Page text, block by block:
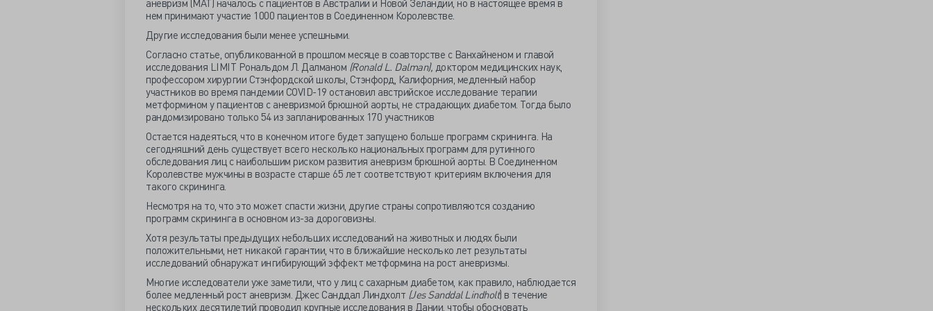
аневризм (MAT) началось с пациентов в Австралии и Новой Зеландии, но в настоящее время в
нем принимают участие 1000 пациентов в Соединенном Королевстве.
Другие исследования были менее успешными.
Согласно статье, опубликованной в прошлом месяце в соавторстве с Ванхайненом и главой
исследования LIMIT Рональдом Л. Далманом (Ronald L. Dalman), доктором медицинских наук,
профессором хирургии Стэнфордской школы, Стэнфорд, Калифорния, медленный набор
участников во время пандемии COVID-19 остановил австрийское исследование терапии
метформином у пациентов с аневризмой брюшной аорты, не страдающих диабетом. Тогда было
рандомизировано только 54 из запланированных 170 участников
Остается надеяться, что в конечном итоге будет запущено больше программ скрининга. На
сегодняшний день существует всего несколько национальных программ для рутинного
обследования лиц с наибольшим риском развития аневризм брюшной аорты. В Соединенном
Королевстве мужчины в возрасте старше 65 лет соответствуют критериям включения для
такого скрининга.
Несмотря на то, что это может спасти жизни, другие страны сопротивляются созданию
программ скрининга в основном из-за дороговизны.
Хотя результаты предыдущих небольших исследований на животных и людях были
положительными, нет никакой гарантии, что в ближайшие несколько лет результаты
исследований обнаружат ингибирующий эффект метформина на рост аневризмы.
Многие исследователи уже заметили, что у лиц с сахарным диабетом, как правило, наблюдается
более медленный рост аневризм. Джес Санддал Линдхолт (Jes Sanddal Lindholt) в течение
нескольких десятилетий проводил крупные исследования в Дании, чтобы обосновать